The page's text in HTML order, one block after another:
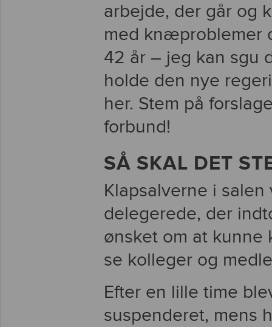
arbejde, der går og
med knæproblemer
42 år – jeg kan sgu
holde den nye
her. Stem på
forbund!
SÅ SKAL DET
Klapsalverne i
delegerede, der
ønsket om at kunne
se kolleger og
Efter en lille time
suspenderet, mens